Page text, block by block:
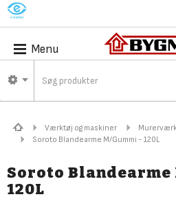
M
Menu
Værktøj og maskiner
Soroto Blandearme M/Gummi - 120L
Soroto Blandearme
120L